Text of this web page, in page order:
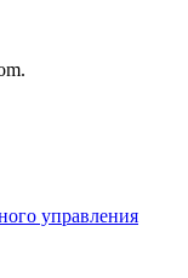
управления